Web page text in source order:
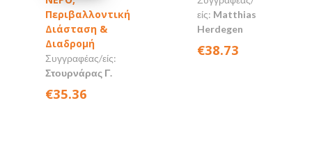
Περιβαλλοντική
Διάσταση &
Διαδρομή
Συγγραφέας/είς:
Στουρνάρας Γ.
€35.36
είς: Matthias
Herdegen
€38.73